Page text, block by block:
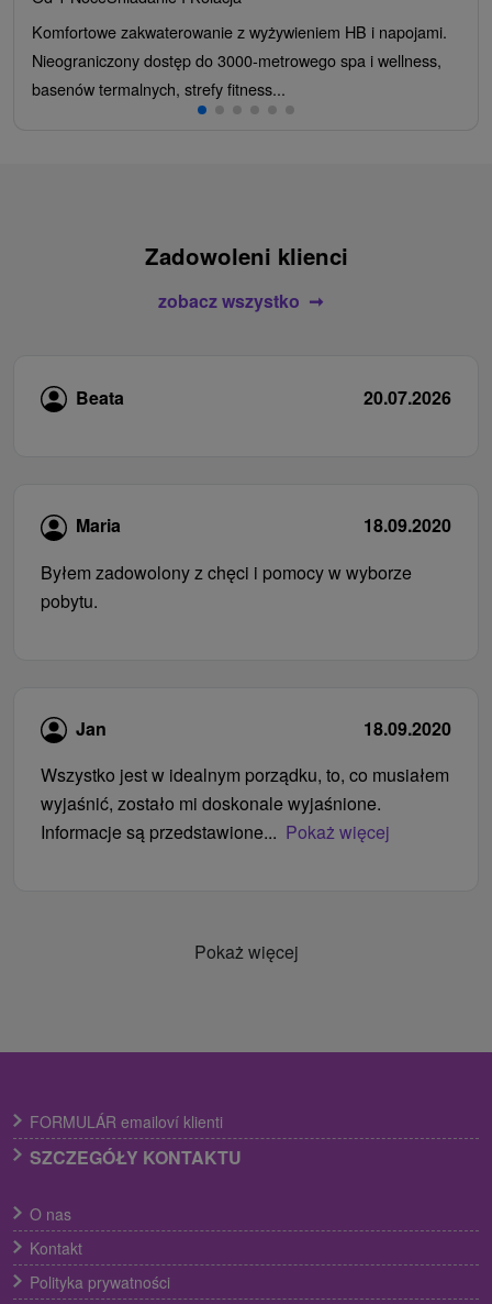
Komfortowe zakwaterowanie z wyżywieniem HB i napojami.
Nieograniczony dostęp do 3000-metrowego spa i wellness,
basenów termalnych, strefy fitness...
Zadowoleni klienci
zobacz wszystko
Beata 20.07.2026
Maria
18.09.2020
Byłem zadowolony z chęci i pomocy w wyborze
pobytu.
Jan
18.09.2020
Wszystko jest w idealnym porządku, to, co musiałem
wyjaśnić, zostało mi doskonale wyjaśnione.
Informacje są przedstawione... Pokaż więcej
Pokaż więcej
FORMULÁR emailoví klienti
SZCZEGÓŁY KONTAKTU
O nas
Kontakt
Polityka prywatności